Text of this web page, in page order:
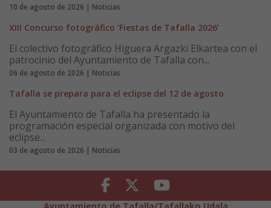
10 de agosto de 2026 | Noticias
XIII Concurso fotográfico ‘Fiestas de Tafalla 2026’
El colectivo fotográfico Higuera Argazki Elkartea con el
patrocinio del Ayuntamiento de Tafalla con...
06 de agosto de 2026 | Noticias
Tafalla se prepara para el eclipse del 12 de agosto
El Ayuntamiento de Tafalla ha presentado la
programación especial organizada con motivo del
eclipse...
03 de agosto de 2026 | Noticias
Facebook Twitter Youtube